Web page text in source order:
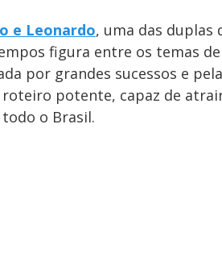
e Leonardo, uma das duplas
figura entre os temas
por grandes sucessos e
roteiro potente, capaz de
o Brasil.